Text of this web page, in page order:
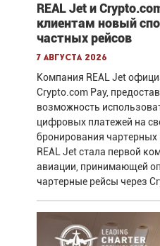
REAL Jet и
клиентам новый
частных рейсов
7 августа 2026
Компания REAL Jet
Crypto.com Pay,
возможность
цифровых платежей на
бронирования
REAL Jet стала первой
авиации, принимающей
чартерные рейсы через